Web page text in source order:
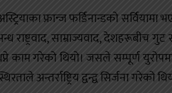
फ्रान्ज फर्डिनान्डको
राष्ट्रवाद, साम्राज्यवाद, देशहरूबीच
काम गरेको थियो। जसले सम्पूर्ण
अन्तर्राष्ट्रिय द्वन्द्व सिर्जना